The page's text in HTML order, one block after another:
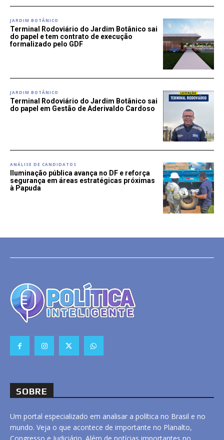
JARDIM BOTÂNICO
Terminal Rodoviário do Jardim Botânico sai
do papel e tem contrato de execução
formalizado pelo GDF
JARDIM BOTÂNICO
Terminal Rodoviário do Jardim Botânico sai
do papel em Gestão de Aderivaldo Cardoso
ANÁLISE DE CANDIDATOS
Iluminação pública avança no DF e reforça
segurança em áreas estratégicas próximas
à Papuda
SOBRE
Um portal especializado em analisar a política no Brasil e no
mundo. Veja o que acontece de importante no Planalto,